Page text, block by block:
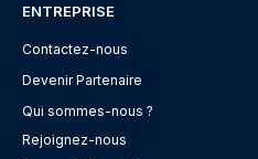
ENTREPRISE
Contactez-nous
Devenir Partenaire
Qui sommes-nous ?
Rejoignez-nous